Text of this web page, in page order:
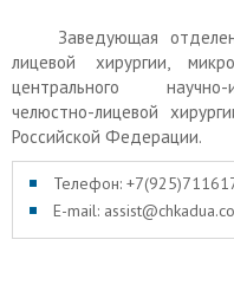
Заведующая
лицевой хирургии,
центрального научно-
челюстно-лицевой
Российской Федерации.
Телефон:
E-mail: